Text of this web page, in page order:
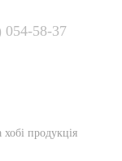
054-58-37
продукція